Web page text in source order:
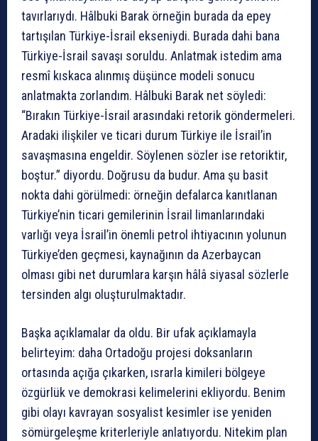
tavırlarıydı. Hâlbuki Barak örneğin burada da epey
tartışılan Türkiye-İsrail ekseniydi. Burada dahi bana
Türkiye-İsrail savaşı soruldu. Anlatmak istedim ama
resmî kıskaca alınmış düşünce modeli sonucu
anlatmakta zorlandım. Hâlbuki Barak net söyledi:
“Bırakın Türkiye-İsrail arasındaki retorik göndermeleri.
Aradaki ilişkiler ve ticari durum Türkiye ile İsrail’in
savaşmasına engeldir. Söylenen sözler ise retoriktir,
boştur.” diyordu. Doğrusu da budur. Ama şu basit
nokta dahi görülmedi: örneğin defalarca kanıtlanan
Türkiye’nin ticari gemilerinin İsrail limanlarındaki
varlığı veya İsrail’in önemli petrol ihtiyacının yolunun
Türkiye’den geçmesi, kaynağının da Azerbaycan
olması gibi net durumlara karşın hâlâ siyasal sözlerle
tersinden algı oluşturulmaktadır.
Başka açıklamalar da oldu. Bir ufak açıklamayla
belirteyim: daha Ortadoğu projesi doksanların
ortasında açığa çıkarken, ısrarla kimileri bölgeye
özgürlük ve demokrasi kelimelerini ekliyordu. Benim
gibi olayı kavrayan sosyalist kesimler ise yeniden
sömürgeleşme kriterleriyle anlatıyordu. Nitekim plan